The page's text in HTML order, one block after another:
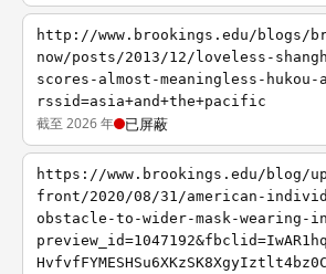
http://www.brookings.edu/blogs/
now/posts/2013/12/loveless-
scores-almost-meaningless-
rssid=asia+and+the+pacific
截至 2026 年 已屏蔽
https://www.brookings.edu/blog/
front/2020/08/31/american-
obstacle-to-wider-mask-wearing-